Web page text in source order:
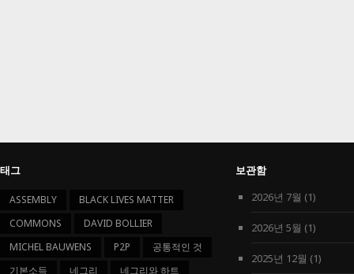
태그
ASSEMBLY
BLACK LIVES MATTER
COMMONS
DAVID BOLLIER
MICHEL BAUWENS
P2P
공통적인 것
기본소득
네그리
네그리와 하트
보관함
2026년 7월 (1)
2026년 5월 (1)
2025년 12월 (1)